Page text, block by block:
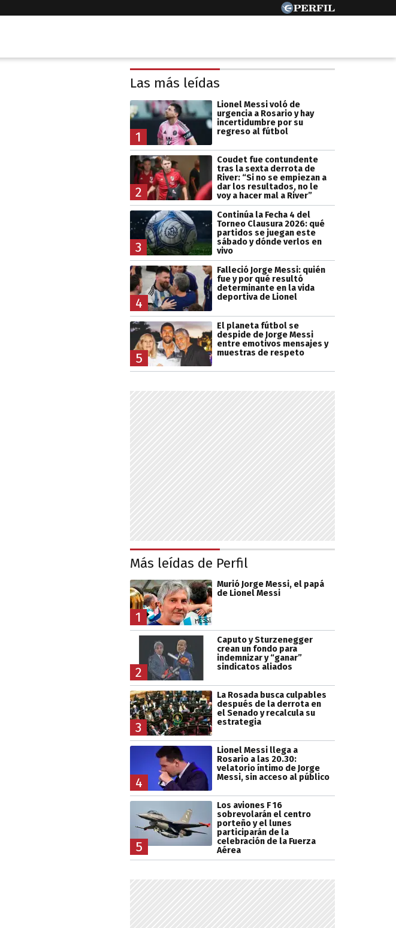
Las más leídas
1
Lionel Messi voló de
urgencia a Rosario y hay
incertidumbre por su
regreso al fútbol
2
Coudet fue contundente
tras la sexta derrota de
River: “Si no se empiezan a
dar los resultados, no le
voy a hacer mal a River”
3
Continúa la Fecha 4 del
Torneo Clausura 2026: qué
partidos se juegan este
sábado y dónde verlos en
vivo
4
Falleció Jorge Messi: quién
fue y por qué resultó
determinante en la vida
deportiva de Lionel
5
El planeta fútbol se
despide de Jorge Messi
entre emotivos mensajes y
muestras de respeto
Más leídas de Perfil
1
Murió Jorge Messi, el papá
de Lionel Messi
2
Caputo y Sturzenegger
crean un fondo para
indemnizar y “ganar”
sindicatos aliados
3
La Rosada busca culpables
después de la derrota en
el Senado y recalcula su
estrategia
4
Lionel Messi llega a
Rosario a las 20.30:
velatorio íntimo de Jorge
Messi, sin acceso al público
5
Los aviones F 16
sobrevolarán el centro
porteño y el lunes
participarán de la
celebración de la Fuerza
Aérea